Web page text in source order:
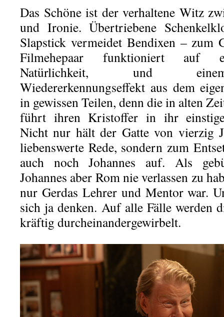
Das Schöne ist der verhaltene Witz
und Ironie. Übertriebene
Slapstick vermeidet Bendixen – zum
Filmehepaar funktioniert auf
Natürlichkeit, und
Wiedererkennungseffekt aus dem
in gewissen Teilen, denn die in alten
führt ihren Kristoffer in ihr
Nicht nur hält der Gatte von vierzig
liebenswerte Rede, sondern zum
auch noch Johannes auf. Als
Johannes aber Rom nie verlassen zu
nur Gerdas Lehrer und Mentor war.
sich ja denken. Auf alle Fälle werden
kräftig durcheinandergewirbelt.